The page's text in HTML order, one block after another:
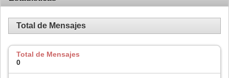
Total de Mensajes
Total de Mensajes
0